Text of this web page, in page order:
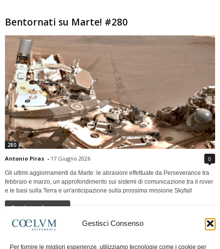
Gestisci Consenso
Per fornire le migliori esperienze, utilizziamo tecnologie come i cookie per
Bentornati su Marte! #280
280
Antonio Piras - 17 Giugno 2026 0
Gli ultimi aggiornamenti da Marte: le abrasioni effettuate da Perseverance tra
febbraio e marzo, un approfondimento sui sistemi di comunicazione tra il rover
e le basi sulla Terra e un'anticipazione sulla prossima missione Skyfall
Continua a leggere